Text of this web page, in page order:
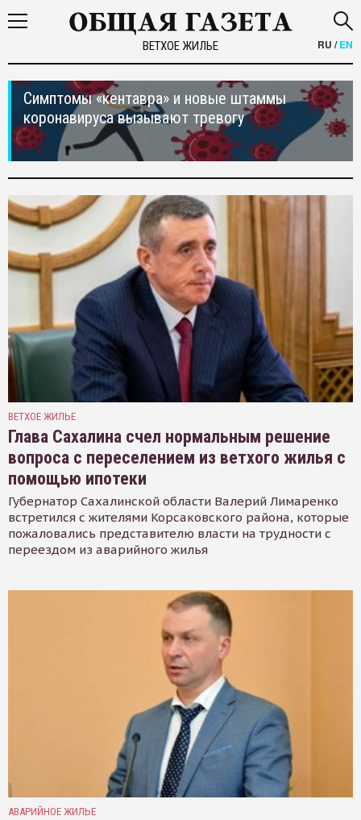
ВЕТХОЕ ЖИЛЬЕ RU /EN
Симптомы «кентавра» и новые штаммы
коронавируса вызывают тревогу
ВЕТХОЕ ЖИЛЬЕ
Глава Сахалина счел нормальным решение
вопроса с переселением из ветхого жилья с
помощью ипотеки
Губернатор Сахалинской области Валерий Лимаренко
встретился с жителями Корсаковского района, которые
пожаловались представителю власти на трудности с
переездом из аварийного жилья
АВАРИЙНОЕ ЖИЛЬЕ